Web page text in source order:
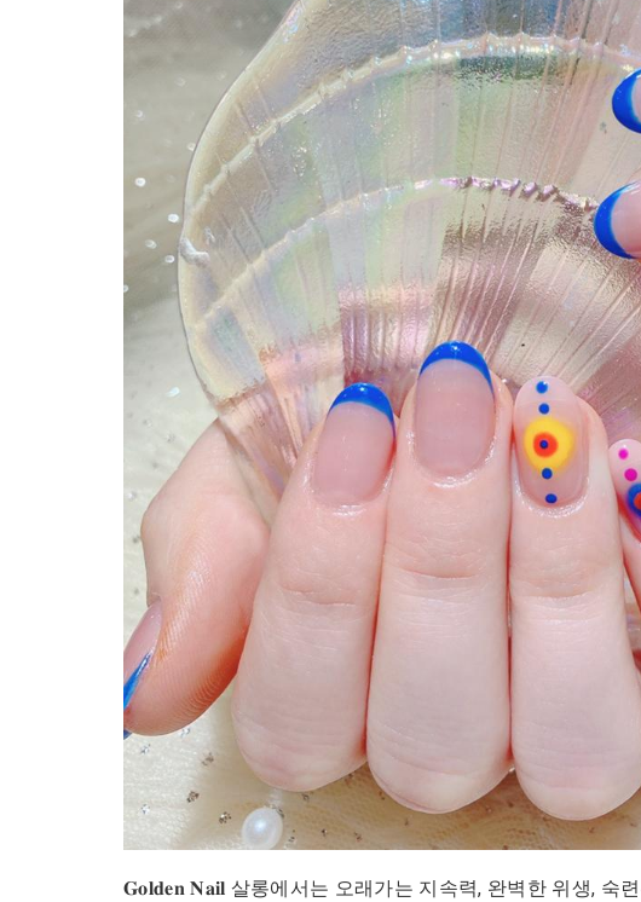
𝐆𝐨𝐥𝐝𝐞𝐧 𝐍𝐚𝐢𝐥 살롱에서는 오래가는 지속력, 완벽한 위생, 숙